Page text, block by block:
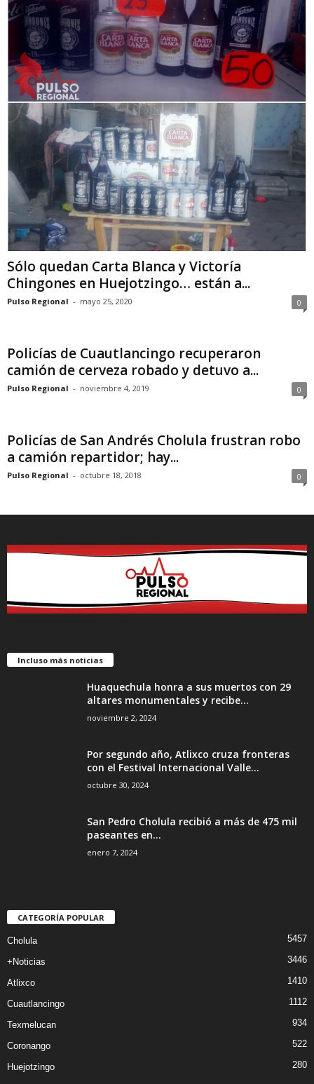
Sólo quedan Carta Blanca y Victoría
Chingones en Huejotzingo… están a...
Pulso Regional - mayo 25, 2020 0
Policías de Cuautlancingo recuperaron
camión de cerveza robado y detuvo a...
Pulso Regional - noviembre 4, 2019 0
Policías de San Andrés Cholula frustran robo
a camión repartidor; hay...
Pulso Regional - octubre 18, 2018 0
Incluso más noticias
Huaquechula honra a sus muertos con 29
altares monumentales y recibe...
noviembre 2, 2024
Por segundo año, Atlixco cruza fronteras
con el Festival Internacional Valle...
octubre 30, 2024
San Pedro Cholula recibió a más de 475 mil
paseantes en...
enero 7, 2024
CATEGORÍA POPULAR
Cholula 5457
+Noticias 3446
Atlixco 1410
Cuautlancingo 1112
Texmelucan 934
Coronango 522
Huejotzingo 280